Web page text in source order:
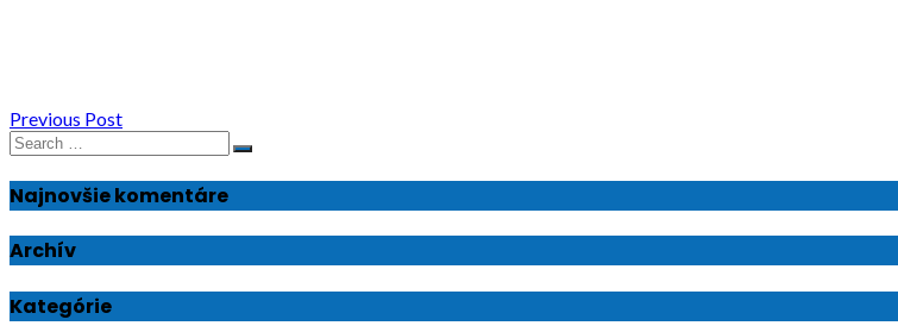
Navigácia
v
článku
Previous Post
Search
for:
Search
Najnovšie komentáre
Archív
Kategórie